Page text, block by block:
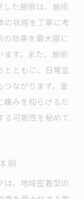
した施術は、施術
の状態を丁寧に考
効果を最大限に
ます。また、施術
とともに、日常生
つながります。金
痛みを和らげるだ
る可能性を秘めて
制
は、地域密着型の